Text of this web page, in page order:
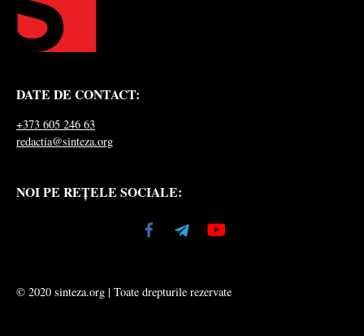
DATE DE CONTACT:
+373 605 246 63
redactia@sinteza.org
NOI PE REȚELE SOCIALE:
© 2020 sinteza.org | Toate drepturile rezervate